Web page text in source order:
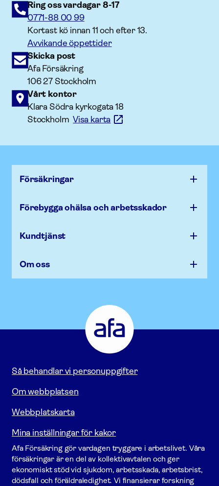
Ring oss vardagar 8-17
0771-88 00 99
Kortast kö innan 11 och efter 13.
Avvikande öppettider
Skicka post
Afa Försäkring
106 27 Stockholm
Vårt kontor
Klara Södra kyrkogata 18
StockholmVisa karta
Försäk­ringar
Förebygga ohälsa och arbets­skador
Kundtjänst
Om oss
Försäkring
Gå
till
startsidan
Så behandlar vi personuppgifter
Om webbplatsen
Webbplatskarta
Mina inställningar för kakor
Afa För­säkring gör vardagen tryggare i arbetslivet. Våra
försäk­ringar är en del av kollektivavtalen och ger
ekonomiskt stöd vid sjukdom, arbetsskada, arbetsbrist,
dödsfall och föräldraledighet. Vi finansierar forskning